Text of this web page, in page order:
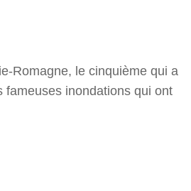
Romagne, le cinquième qui a
fameuses inondations qui ont